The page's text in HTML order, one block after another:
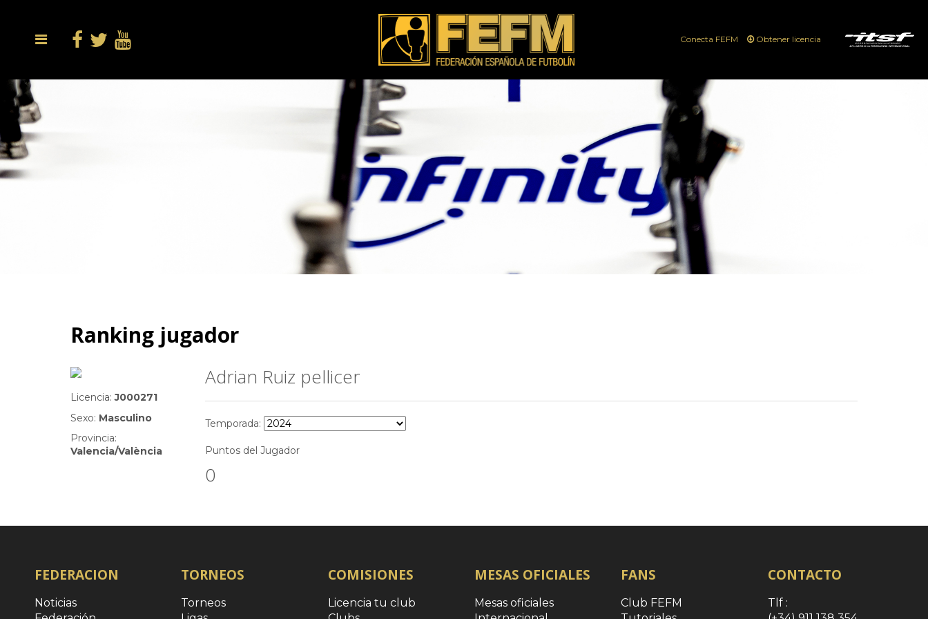
Conecta FEFM Obtener licencia
Ranking jugador
Licencia:J000271
Sexo: Masculino
Provincia:
Valencia/València
Adrian Ruiz pellicer
Temporada:
Puntos del Jugador
0
FEDERACION
Noticias
TORNEOS
Torneos
COMISIONES
Licencia tu club
MESAS OFICIALES
Mesas oficiales
FANS
Club FEFM
CONTACTO
Tlf :